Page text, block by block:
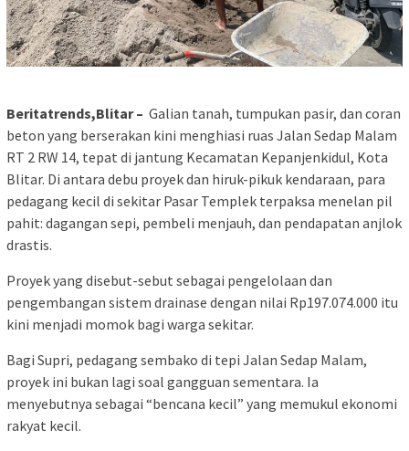
Beritatrends,Blitar – Galian tanah, tumpukan pasir, dan coran
beton yang berserakan kini menghiasi ruas Jalan Sedap Malam
RT 2 RW 14, tepat di jantung Kecamatan Kepanjenkidul, Kota
Blitar. Di antara debu proyek dan hiruk-pikuk kendaraan, para
pedagang kecil di sekitar Pasar Templek terpaksa menelan pil
pahit: dagangan sepi, pembeli menjauh, dan pendapatan anjlok
drastis.
Proyek yang disebut-sebut sebagai pengelolaan dan
pengembangan sistem drainase dengan nilai Rp197.074.000 itu
kini menjadi momok bagi warga sekitar.
Bagi Supri, pedagang sembako di tepi Jalan Sedap Malam,
proyek ini bukan lagi soal gangguan sementara. Ia
menyebutnya sebagai “bencana kecil” yang memukul ekonomi
rakyat kecil.